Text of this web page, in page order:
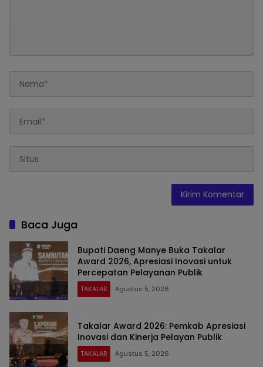
Baca Juga
Bupati Daeng Manye Buka Takalar
Award 2026, Apresiasi Inovasi untuk
Percepatan Pelayanan Publik
TAKALAR Agustus 5, 2026
Takalar Award 2026: Pemkab Apresiasi
Inovasi dan Kinerja Pelayan Publik
TAKALAR Agustus 5, 2026